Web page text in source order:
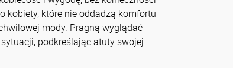
kobiety, które nie oddadzą komfortu
mody. Pragną wyglądać
podkreślając atuty swojej